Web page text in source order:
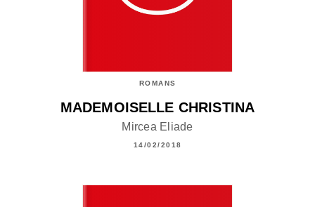
ROMANS
MADEMOISELLE CHRISTINA
Mircea Eliade
14/02/2018